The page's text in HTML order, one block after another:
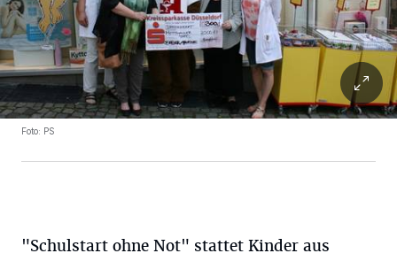
Foto: PS
"Schulstart ohne Not" stattet Kinder aus